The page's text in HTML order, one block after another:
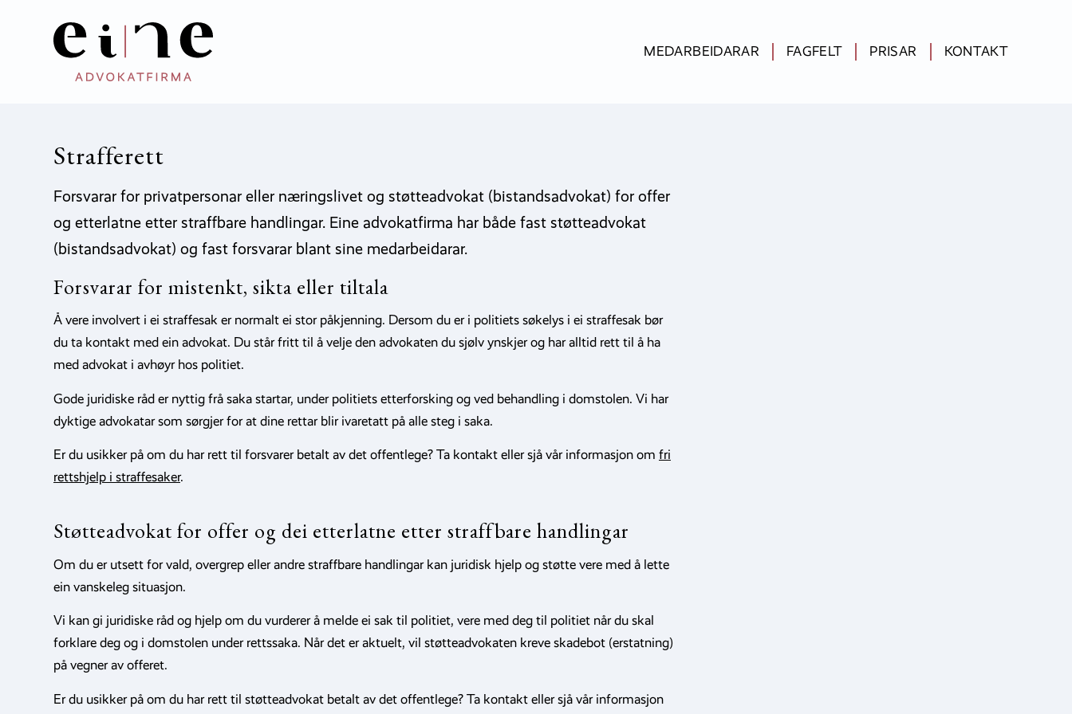
MEDARBEIDARAR FAGFELT PRISAR KONTAKT
Strafferett
Forsvarar for privatpersonar eller næringslivet og støtteadvokat (bistandsadvokat) for offer
og etterlatne etter straffbare handlingar. Eine advokatfirma har både fast støtteadvokat
(bistandsadvokat) og fast forsvarar blant sine medarbeidarar.
Forsvarar for mistenkt, sikta eller tiltala
Å vere involvert i ei straffesak er normalt ei stor påkjenning. Dersom du er i politiets søkelys i ei straffesak bør
du ta kontakt med ein advokat. Du står fritt til å velje den advokaten du sjølv ynskjer og har alltid rett til å ha
med advokat i avhøyr hos politiet.
Gode juridiske råd er nyttig frå saka startar, under politiets etterforsking og ved behandling i domstolen. Vi har
dyktige advokatar som sørgjer for at dine rettar blir ivaretatt på alle steg i saka.
Er du usikker på om du har rett til forsvarer betalt av det offentlege? Ta kontakt eller sjå vår informasjon om fri
rettshjelp i straffesaker.
Støtteadvokat for offer og dei etterlatne etter straffbare handlingar
Om du er utsett for vald, overgrep eller andre straffbare handlingar kan juridisk hjelp og støtte vere med å lette
ein vanskeleg situasjon.
Vi kan gi juridiske råd og hjelp om du vurderer å melde ei sak til politiet, vere med deg til politiet når du skal
forklare deg og i domstolen under rettssaka. Når det er aktuelt, vil støtteadvokaten kreve skadebot (erstatning)
på vegner av offeret.
Er du usikker på om du har rett til støtteadvokat betalt av det offentlege? Ta kontakt eller sjå vår informasjon